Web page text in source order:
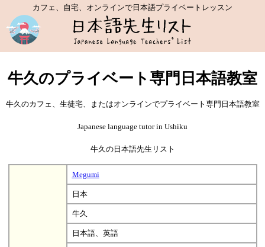
カフェ、自宅、オンラインで日本語プライベートレッスン
牛久のプライベート専門日本語教室
牛久のカフェ、生徒宅、またはオンラインでプライベート専門日本語教室
Japanese language tutor in Ushiku
牛久の日本語先生リスト
Megumi
日本
牛久
日本語、英語